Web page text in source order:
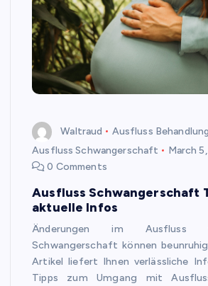
Waltraud
Ausfluss Behandlung
Ausfluss Schwangerschaft
March
0 Comments
Ausfluss Schwangerschaft
aktuelle Infos
Änderungen im Ausfluss
Schwangerschaft können
Artikel liefert Ihnen verlässliche
Tipps zum Umgang mit